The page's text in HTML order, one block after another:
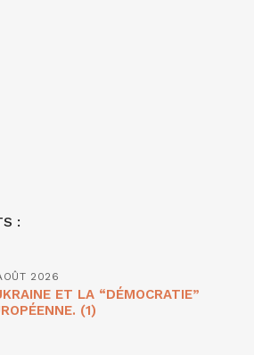
:
2026
ET LA “DÉMOCRATIE”
(1)